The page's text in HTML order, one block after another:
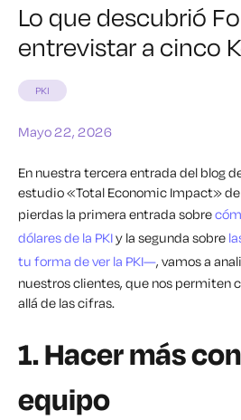
Lo que descubrió
entrevistar a cinco
PKI
Mayo 22, 2026
En nuestra tercera entrada del blog
estudio «Total Economic Impact»
pierdas la primera entrada sobre
dólares de la PKIy la segunda sobre
tu forma de ver la PKI—, vamos a
nuestros clientes, que nos permiten
allá de las cifras.
1. Hacer más
equipo